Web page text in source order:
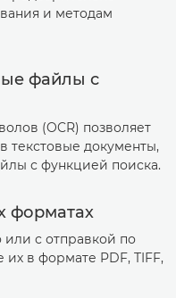
и методам
файлы с
(OCR) позволяет
текстовые документы,
с функцией поиска.
форматах
или с отправкой по
их в формате PDF, TIFF,